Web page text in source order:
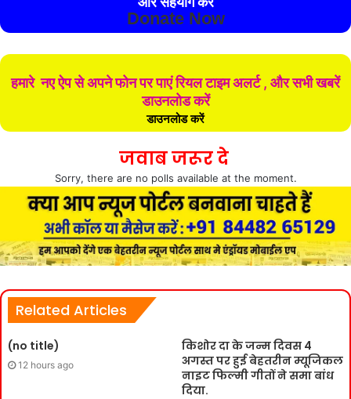
Donate Now
हमारे नए ऐप से अपने फोन पर पाएं रियल टाइम अलर्ट , और सभी खबरें
डाउनलोड करें
डाउनलोड करें
जवाब जरूर दे
Sorry, there are no polls available at the moment.
Related Articles
(no title)
12 hours ago
किशोर दा के जन्म दिवस 4
अगस्त पर हुई बेहतरीन म्यूजिकल
नाइट फिल्मी गीतों ने समा बांध
दिया.